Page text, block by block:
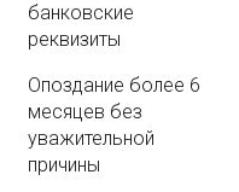
банковские
реквизиты
Опоздание более 6
месяцев без
уважительной
причины